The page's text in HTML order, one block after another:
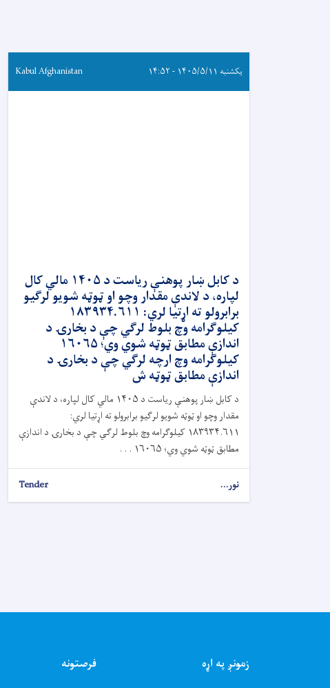
یکشنبه ۱۴۰۵/۵/۱۱ - ۱۴:۵۲ Kabul Afghanistan
د کابل ښار پوهنې ریاست د ۱۴۰۵ مالي کال
لپاره، د لاندې مقدار وچو او ټوټه شویو لرګیو
برابرولو ته اړتیا لري: ۱۸۳۹۳۴.۶۱۱
کیلوګرامه وچ بلوط لرګي چې د بخارۍ د
اندازې مطابق ټوټه شوي وي؛ ۱۶۰۶۵
کیلوګرامه وچ ارچه لرګي چې د بخارۍ د
اندازې مطابق ټوټه ش
د کابل ښار پوهنې ریاست د ۱۴۰۵ مالي کال لپاره، د لاندې
مقدار وچو او ټوټه شویو لرګیو برابرولو ته اړتیا لري:
۱۸۳۹۳۴.۶۱۱ کیلوګرامه وچ بلوط لرګي چې د بخارۍ د اندازې
مطابق ټوټه شوي وي؛ ۱۶۰۶۵ . . .
نور... Tender
زمونږ په اړه فرصتونه